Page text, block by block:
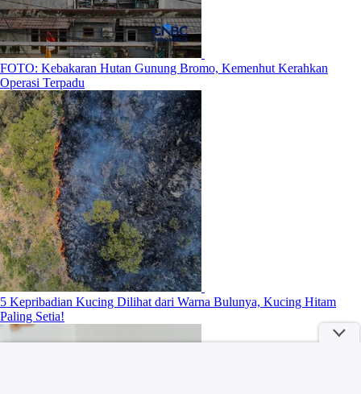
FOTO: Kebakaran Hutan Gunung Bromo, Kemenhut Kerahkan
Operasi Terpadu
5 Kepribadian Kucing Dilihat dari Warna Bulunya, Kucing Hitam
Paling Setia!